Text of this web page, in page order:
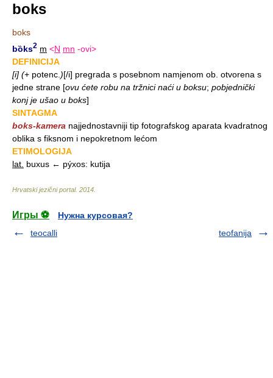
boks
boks
bȍks2 m <N mn -ovi>
DEFINICIJA
[i] (+ potenc. )[/i] pregrada s posebnom namjenom ob. otvorena s
jedne strane [ovu ćete robu na tržnici naći u boksu; pobjednički
konj je ušao u boks]
SINTAGMA
boks-kamera najjednostavniji tip fotografskog aparata kvadratnog
oblika s fiksnom i nepokretnom lećom
ETIMOLOGIJA
lat. buxus ← pýxos: kutija
Hrvatski jezični portal. 2014
Игры ⚽
Нужна курсовая?
teocalli
teofanija